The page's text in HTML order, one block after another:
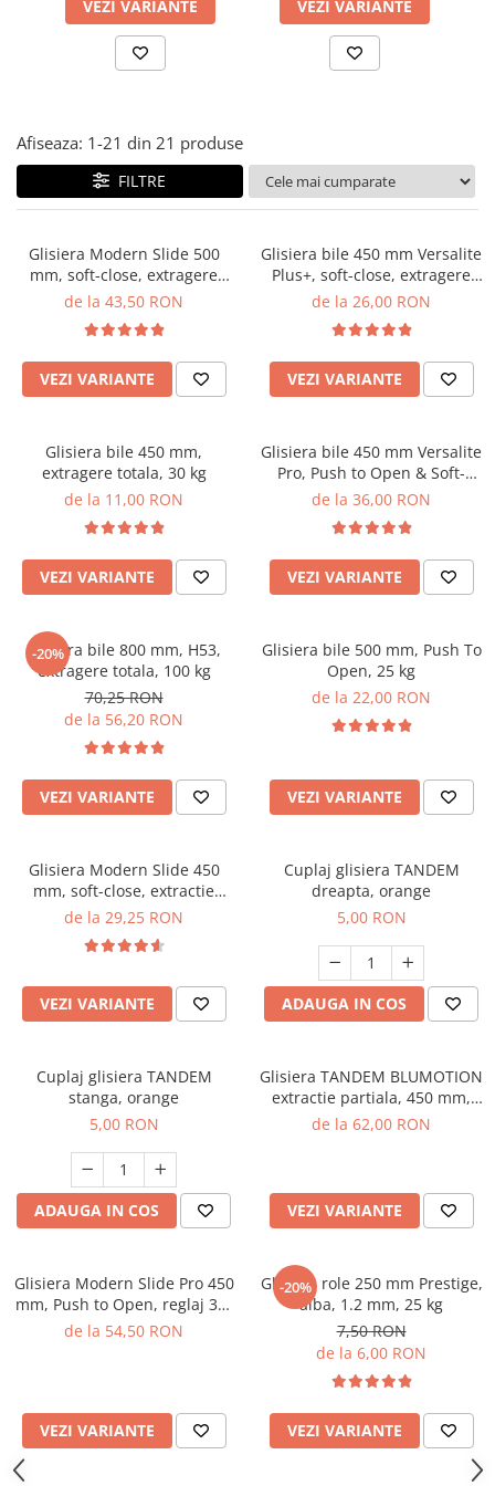
Solutii de curatat & adezivi
Canturi ABS
Clesti/ patenti
Nivela bule/ laser
Alte scule & unelte
VEZI VARIANTE VEZI VARIANTE
Afiseaza: 1-21 din 21 produse
FILTRE
Glisiera Modern Slide 500
mm, soft-close, extragere
totala, reglaj 3D, pal 18 mm,
de la 43,50 RON
VEZI VARIANTE
Glisiera bile 450 mm Versalite
Plus+, soft-close, extragere
totala, 40 kg
de la 26,00 RON
VEZI VARIANTE
Glisiera bile 450 mm,
extragere totala, 30 kg
de la 11,00 RON
VEZI VARIANTE
Glisiera bile 450 mm Versalite
Pro, Push to Open & Soft-
Close, 30 kg
de la 36,00 RON
VEZI VARIANTE
-20%
Glisiera bile 800 mm, H53,
extragere totala, 100 kg
70,25 RON
de la 56,20 RON
VEZI VARIANTE
Glisiera bile 500 mm, Push To
Open, 25 kg
de la 22,00 RON
VEZI VARIANTE
Glisiera Modern Slide 450
mm, soft-close, extractie
partiala, pal 18 mm, 25 kg
de la 29,25 RON
VEZI VARIANTE
Cuplaj glisiera TANDEM
dreapta, orange
5,00 RON
ADAUGA IN COS
Cuplaj glisiera TANDEM
stanga, orange
5,00 RON
ADAUGA IN COS
Glisiera TANDEM BLUMOTION
extractie partiala, 450 mm,
pal 18 mm, 30 kg
de la 62,00 RON
VEZI VARIANTE
Glisiera Modern Slide Pro 450
mm, Push to Open, reglaj 3D,
35 kg, extragere totala, pal 18
de la 54,50 RON
VEZI VARIANTE
-20%
Glisiera role 250 mm Prestige,
alba, 1.2 mm, 25 kg
7,50 RON
de la 6,00 RON
VEZI VARIANTE